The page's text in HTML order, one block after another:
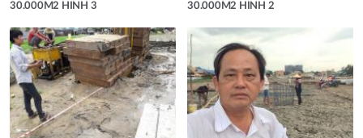
30.000M2 HINH 3
30.000M2 HINH 2